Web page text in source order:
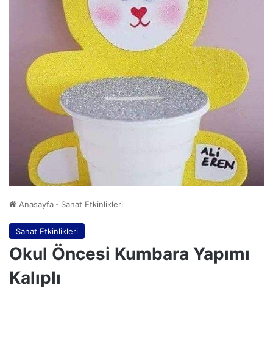
Anasayfa - Sanat Etkinlikleri
Sanat Etkinlikleri
Okul Öncesi Kumbara Yapımı
Kalıplı